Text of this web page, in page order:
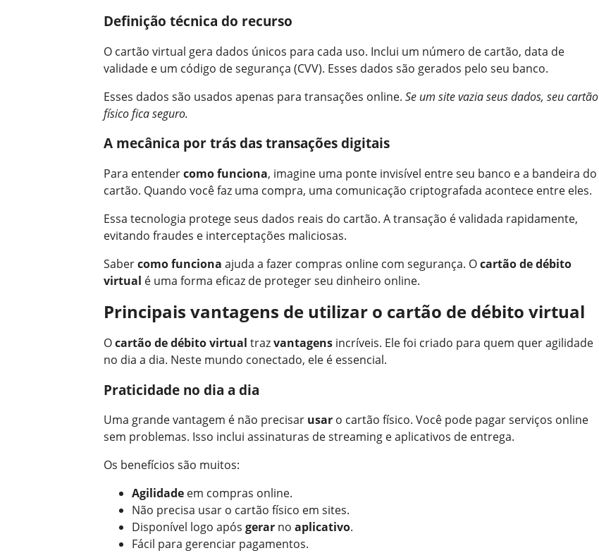
Definição técnica do recurso
O cartão virtual gera dados únicos para cada uso. Inclui um número de cartão, data de
validade e um código de segurança (CVV). Esses dados são gerados pelo seu banco.
Esses dados são usados apenas para transações online. Se um site vazia seus dados, seu cartão
físico fica seguro.
A mecânica por trás das transações digitais
Para entendercomo funciona, imagine uma ponte invisível entre seu banco e a bandeira do
cartão. Quando você faz uma compra, uma comunicação criptografada acontece entre eles.
Essa tecnologia protege seus dados reais do cartão. A transação é validada rapidamente,
evitando fraudes e interceptações maliciosas.
Sabercomo funciona ajuda a fazer compras online com segurança. Ocartão de débito
virtual é uma forma eficaz de proteger seu dinheiro online.
Principais vantagens de utilizar o cartão de débito virtual
Ocartão de débito virtual trazvantagens incríveis. Ele foi criado para quem quer agilidade
no dia a dia. Neste mundo conectado, ele é essencial.
Praticidade no dia a dia
Uma grande vantagem é não precisar usar o cartão físico. Você pode pagar serviços online
sem problemas. Isso inclui assinaturas de streaming e aplicativos de entrega.
Os benefícios são muitos:
Agilidade em compras online.
Não precisa usar o cartão físico em sites.
Disponível logo após gerar no aplicativo.
Fácil para gerenciar pagamentos.